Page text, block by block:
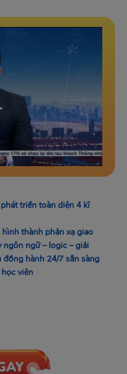
triển toàn diện 4 kĩ
thành phản xạ giao
ngữ – logic – giải
đồng hành 24/7 sẵn sàng
viên